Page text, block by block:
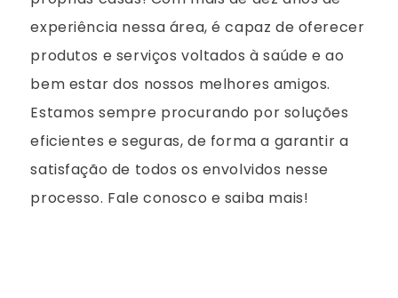
experiência nessa área, é capaz de oferecer
produtos e serviços voltados à saúde e ao
bem estar dos nossos melhores amigos.
Estamos sempre procurando por soluções
eficientes e seguras, de forma a garantir a
satisfação de todos os envolvidos nesse
processo. Fale conosco e saiba mais!